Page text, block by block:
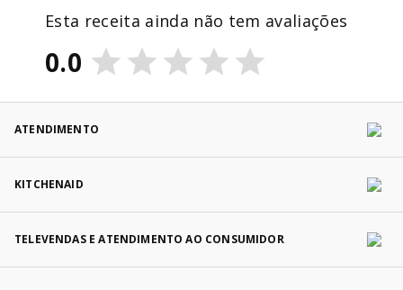
Esta receita ainda não tem avaliações
0.0
ATENDIMENTO
KITCHENAID
TELEVENDAS E ATENDIMENTO AO CONSUMIDOR